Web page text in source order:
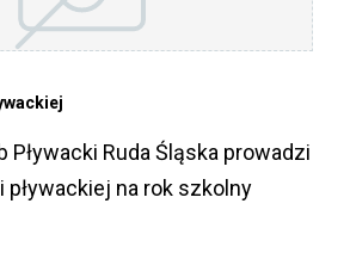
Pływacki Ruda Śląska prowadzi
na rok szkolny